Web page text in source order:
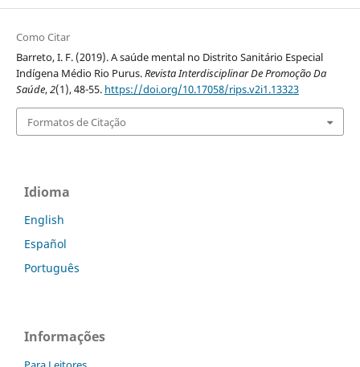
Como Citar
Barreto, I. F. (2019). A saúde mental no Distrito Sanitário Especial
Indígena Médio Rio Purus.Revista Interdisciplinar De Promoção Da
Saúde,2(1), 48-55. https://doi.org/10.17058/rips.v2i1.13323
Formatos de Citação
Idioma
English
Español
Português
Informações